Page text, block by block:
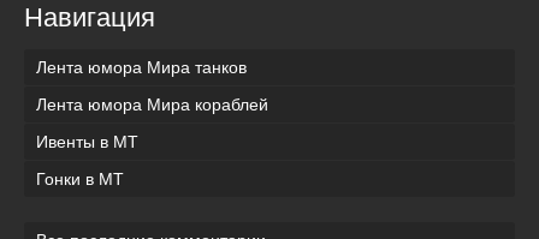
Навигация
Лента юмора Мира танков
Лента юмора Мира кораблей
Ивенты в МТ
Гонки в МТ